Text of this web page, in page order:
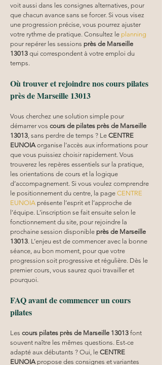
voit aussi dans les consignes alternatives, pour
que chacun avance sans se forcer. Si vous visez
une progression précise, vous pourrez ajuster
votre rythme de pratique. Consultez le planning
pour repérer les sessions près de Marseille
13013 qui correspondent à votre emploi du
temps.
Où trouver et rejoindre nos cours pilates
près de Marseille 13013
Vous cherchez une solution simple pour
démarrer vos cours de pilates près de Marseille
13013 , sans perdre de temps ? Le CENTRE
EUNOIA organise l’accès aux informations pour
que vous puissiez choisir rapidement. Vous
trouverez les repères essentiels sur la pratique,
les orientations de cours et la logique
d’accompagnement. Si vous voulez comprendre
le positionnement du centre, la page CENTRE
EUNOIA présente l’esprit et l’approche de
l’équipe. L’inscription se fait ensuite selon le
fonctionnement du site, pour rejoindre la
prochaine session disponible près de Marseille
13013. L’enjeu est de commencer avec la bonne
séance, au bon moment, pour que votre
progression soit progressive et régulière. Dès le
premier cours, vous saurez quoi travailler et
pourquoi.
FAQ avant de commencer un cours
pilates
Les cours pilates près de Marseille 13013 font
souvent naître les mêmes questions. Est-ce
adapté aux débutants ? Oui, le CENTRE
EUNOIA propose des consignes et variantes